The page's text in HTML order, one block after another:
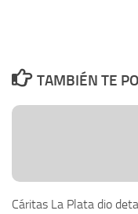
TAMBIÉN TE
Cáritas La Plata dio